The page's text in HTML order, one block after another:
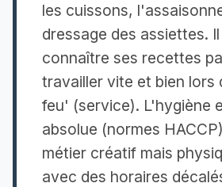
les cuissons,
dressage des assiettes.
connaître ses recettes
travailler vite et bien lors
feu' (service). L'hygiène
absolue (normes
métier créatif mais
avec des horaires